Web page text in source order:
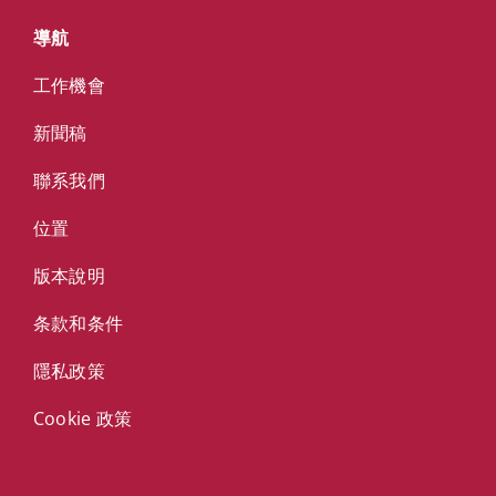
導航
工作機會
新聞稿
聯系我們
位置
版本說明
条款和条件
隱私政策
Cookie 政策